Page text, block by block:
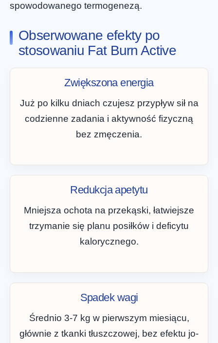
spowodowanego termogenezą.
Obserwowane efekty po
stosowaniu Fat Burn Active
Zwiększona energia
Już po kilku dniach czujesz przypływ sił na
codzienne zadania i aktywność fizyczną
bez zmęczenia.
Redukcja apetytu
Mniejsza ochota na przekąski, łatwiejsze
trzymanie się planu posiłków i deficytu
kalorycznego.
Spadek wagi
Średnio 3-7 kg w pierwszym miesiącu,
głównie z tkanki tłuszczowej, bez efektu jo-